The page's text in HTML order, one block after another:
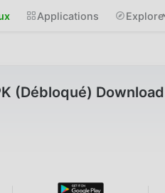
Applications Explore
(Débloqué) Download